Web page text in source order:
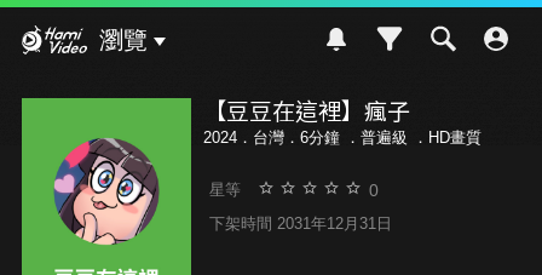
瀏覽
【豆豆在這裡】瘋子
2024．台灣．6分鐘 ． 普遍級 ．HD畫質
星等 0
下架時間 2031年12月31日